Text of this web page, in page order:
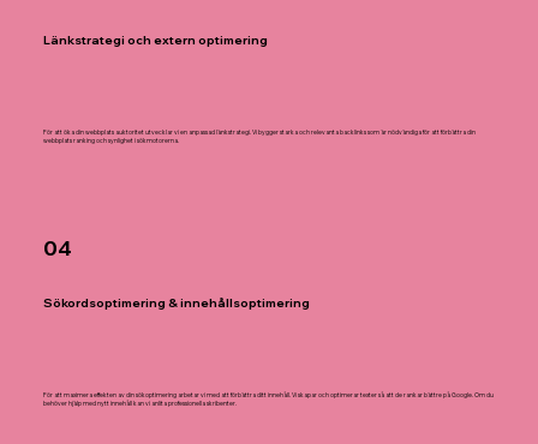
Länkstrategi och extern optimering
För att öka din webbplats auktoritet utvecklar vi en anpassad länkstrategi. Vi bygger starka och relevanta backlinks som är nödvändiga för att förbättra din
webbplats ranking och synlighet i sökmotorerna.
04
Sökordsoptimering & innehållsoptimering
För att maximera effekten av din sökoptimering arbetar vi med att förbättra ditt innehåll. Vi skapar och optimerar texter så att de rankar bättre på Google. Om du
behöver hjälp med nytt innehåll kan vi anlita professionella skribenter.